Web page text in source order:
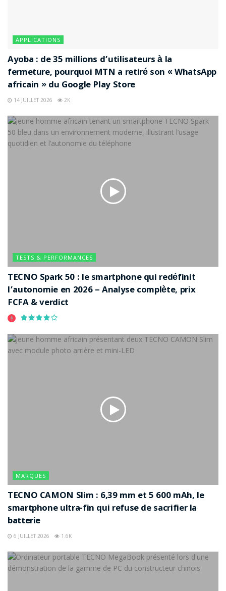
Huawei : Donald Trump met fin au
bannissement, ou presque
Le Honor 20 Pro se rapproche d’une
sortie possible avec les services Google
composants vient des États-Unis
Des employés de Huawei auraient
travaillé pour la R&D de l’armée chinoise
Donald Trump Google
Jean-Louis Borloo
APPLICATIONS
Ayoba : de 35 millions d’utilisateurs à la
fermeture, pourquoi MTN a retiré son « WhatsApp
africain » du Google Play Store
14 JUILLET 2026 2K
TESTS & PERFORMANCES
TECNO Spark 50 : le smartphone qui redéfinit
l’autonomie en 2026 – Analyse complète, prix
FCFA & verdict
MARQUES
TECNO CAMON Slim : 6,39 mm et 5 600 mAh, le
smartphone ultra-fin qui refuse de sacrifier la
batterie
6 JUILLET 2026 1.6K